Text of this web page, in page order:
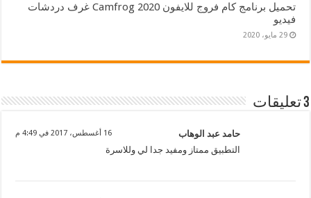
تحميل برنامج كام فروج للايفون 2020 Camfrog غرف دردشات
فيديو
29 مايو، 2020
3 تعليقات
حامد عبد الوهاب 16 أغسطس، 2017 في 4:49 م
التطبيق ممتاز ومفيد جدا لي وللاسرة